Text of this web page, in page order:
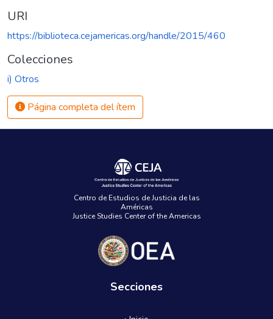
URI
https://biblioteca.cejamericas.org/handle/2015/460
Colecciones
i) Otros
Página completa del ítem
Centro de Estudios de Justicia de las
Américas
Justice Studies Center of the Americas
Secciones